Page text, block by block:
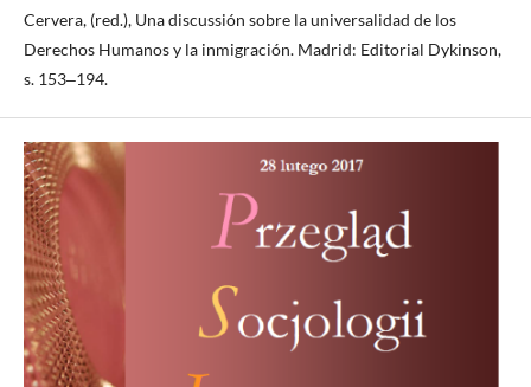
Cervera, (red.), Una discussión sobre la universalidad de los
Derechos Humanos y la inmigración. Madrid: Editorial Dykinson,
s. 153‒194.